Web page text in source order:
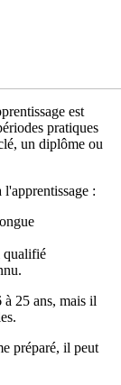
est
pratiques
un diplôme ou
:
qualifié
à 25 ans, mais il
préparé, il peut